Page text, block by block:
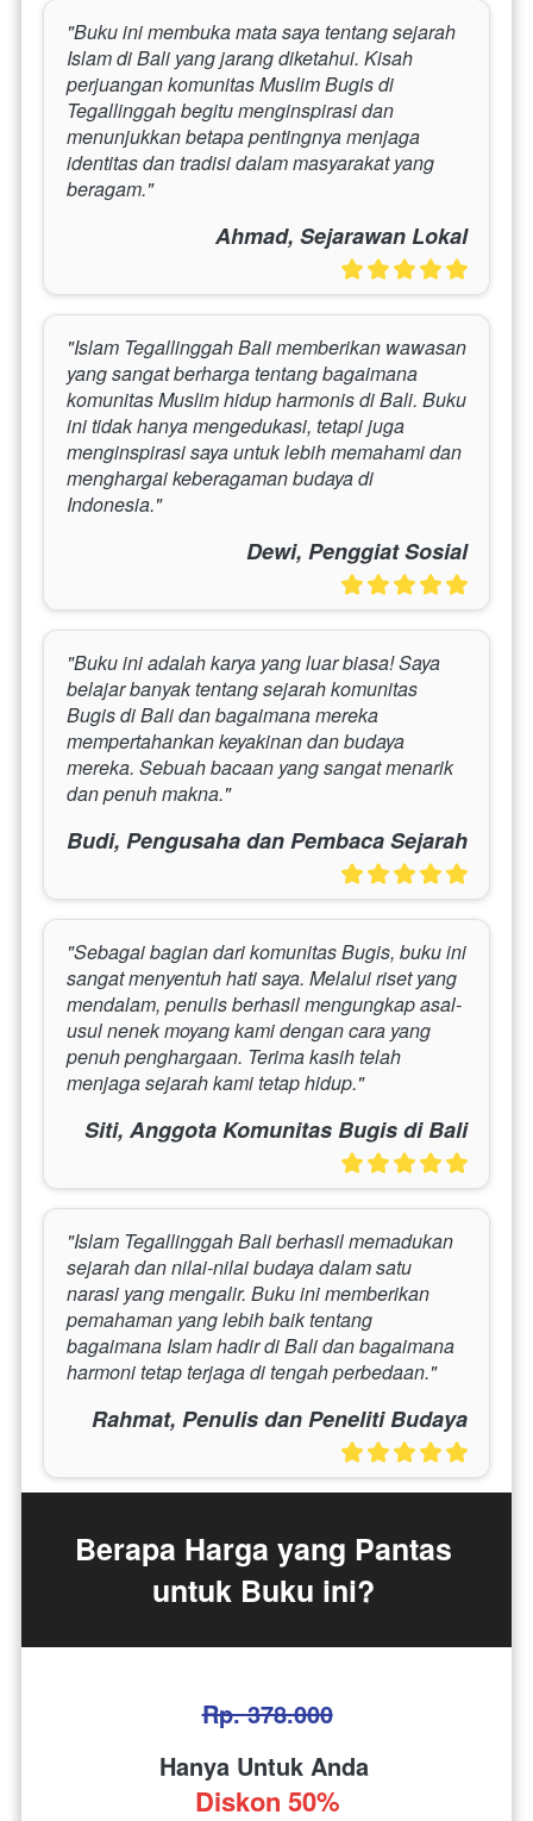
"Buku ini membuka mata saya tentang sejarah
Islam di Bali yang jarang diketahui. Kisah
perjuangan komunitas Muslim Bugis di
Tegallinggah begitu menginspirasi dan
menunjukkan betapa pentingnya menjaga
identitas dan tradisi dalam masyarakat yang
beragam."
Ahmad, Sejarawan Lokal
"Islam Tegallinggah Bali memberikan wawasan
yang sangat berharga tentang bagaimana
komunitas Muslim hidup harmonis di Bali. Buku
ini tidak hanya mengedukasi, tetapi juga
menginspirasi saya untuk lebih memahami dan
menghargai keberagaman budaya di
Indonesia."
Dewi, Penggiat Sosial
"Buku ini adalah karya yang luar biasa! Saya
belajar banyak tentang sejarah komunitas
Bugis di Bali dan bagaimana mereka
mempertahankan keyakinan dan budaya
mereka. Sebuah bacaan yang sangat menarik
dan penuh makna."
Budi, Pengusaha dan Pembaca Sejarah
"Sebagai bagian dari komunitas Bugis, buku ini
sangat menyentuh hati saya. Melalui riset yang
mendalam, penulis berhasil mengungkap asal-
usul nenek moyang kami dengan cara yang
penuh penghargaan. Terima kasih telah
menjaga sejarah kami tetap hidup."
Siti, Anggota Komunitas Bugis di Bali
"Islam Tegallinggah Bali berhasil memadukan
sejarah dan nilai-nilai budaya dalam satu
narasi yang mengalir. Buku ini memberikan
pemahaman yang lebih baik tentang
bagaimana Islam hadir di Bali dan bagaimana
harmoni tetap terjaga di tengah perbedaan."
Rahmat, Penulis dan Peneliti Budaya
Berapa Harga yang Pantas
untuk Buku ini?
Rp. 378.000
Hanya Untuk Anda
Diskon 50%